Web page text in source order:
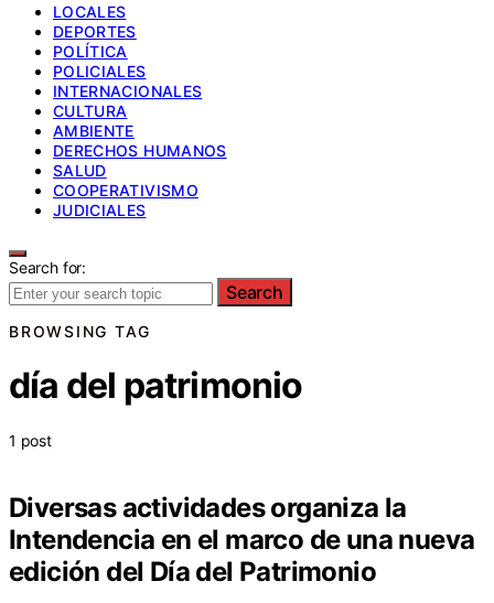
LOCALES
DEPORTES
POLÍTICA
POLICIALES
INTERNACIONALES
CULTURA
AMBIENTE
DERECHOS HUMANOS
SALUD
COOPERATIVISMO
JUDICIALES
Search for:
Search
BROWSING TAG
día del patrimonio
1 post
Diversas actividades organiza la
Intendencia en el marco de una nueva
edición del Día del Patrimonio